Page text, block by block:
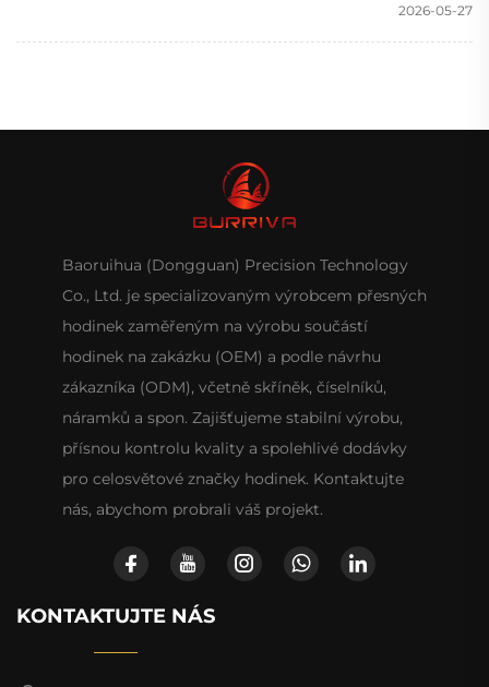
2026-05-27
Baoruihua (Dongguan) Precision Technology
Co., Ltd. je specializovaným výrobcem přesných
hodinek zaměřeným na výrobu součástí
hodinek na zakázku (OEM) a podle návrhu
zákazníka (ODM), včetně skříněk, číselníků,
náramků a spon. Zajišťujeme stabilní výrobu,
přísnou kontrolu kvality a spolehlivé dodávky
pro celosvětové značky hodinek. Kontaktujte
nás, abychom probrali váš projekt.
KONTAKTUJTE NÁS